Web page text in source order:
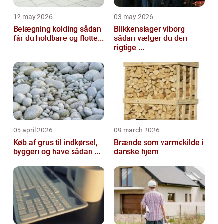
12 may 2026
Belægning kolding sådan
får du holdbare og flotte...
03 may 2026
Blikkenslager viborg
sådan vælger du den
rigtige ...
05 april 2026
Køb af grus til indkørsel,
byggeri og have sådan ...
09 march 2026
Brænde som varmekilde i
danske hjem